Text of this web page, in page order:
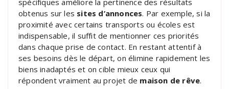
spécifiques améliore la pertinence des résultats
obtenus sur les sites d’annonces. Par exemple, si la
proximité avec certains transports ou écoles est
indispensable, il suffit de mentionner ces priorités
dans chaque prise de contact. En restant attentif à
ses besoins dès le départ, on élimine rapidement les
biens inadaptés et on cible mieux ceux qui
répondent vraiment au projet de maison de rêve.